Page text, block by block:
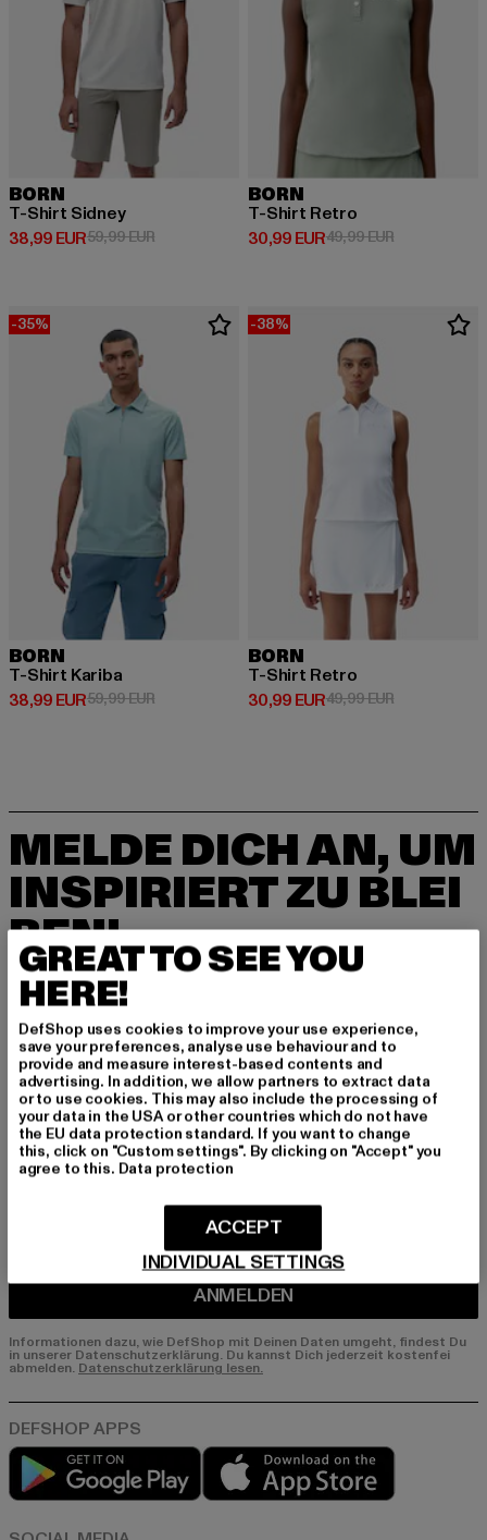
BORN
T-Shirt Sidney
38,99 EUR
Derzeitiger Preis: 38,99 EUR
59,99 EURAktionspreis: 59,99 EUR
BORN
T-Shirt Retro
30,99 EUR
Derzeitiger Preis: 30,99 EUR
49,99 EURAktionspreis:
-35%
BORN
T-Shirt Kariba
38,99 EUR
Derzeitiger Preis: 38,99 EUR
59,99 EURAktionspreis: 59,99 EUR
-38%
BORN
T-Shirt Retro
30,99 EUR
Derzeitiger Preis: 30,99 EUR
49,99 EURAktionspreis:
MELDE DICH AN, UM
INSPIRIERT ZU BLEI
BEN!
Melde dich hier für unseren Newsletter an und
erhalte künftig Informationen über aktuelle Tre
nds, Angebote und Gutscheine von DefShop p
er E-Mail!
An welchen Produkten bist du interessiert?
MÄNNER
FRAUEN
ANMELDEN
Informationen dazu, wie DefShop mit Deinen Daten umgeht, findest Du
in unserer Datenschutzerklärung. Du kannst Dich jederzeit kostenfei
abmelden. Datenschutzerklärung lesen.
Play market
GREAT TO SEE YOU
HERE!
DefShop uses cookies to improve your use experience,
save your preferences, analyse use behaviour and to
provide and measure interest-based contents and
advertising. In addition, we allow partners to extract data
or to use cookies. This may also include the processing of
your data in the USA or other countries which do not have
the EU data protection standard. If you want to change
this, click on "Custom settings". By clicking on "Accept" you
agree to this. Data protection
INDIVIDUAL SETTINGS
ACCEPT